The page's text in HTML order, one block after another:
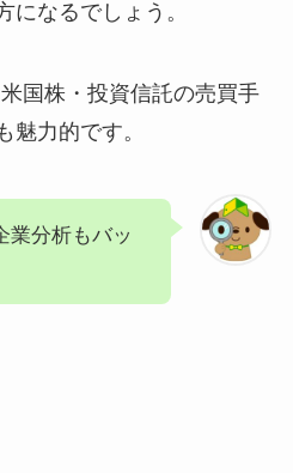
になるでしょう。
国株・投資信託の売買手
魅力的です。
業分析もバッ